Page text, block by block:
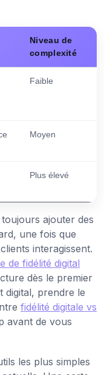
Niveau de
complexité
Faible
Moyen
Plus élevé
ajouter des
une fois que
interagissent.
de fidélité digital
dès le premier
digital, prendre le
fidélité digitale vs
avant de vous
les plus simples